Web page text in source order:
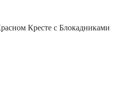
Кресте с Блокадниками